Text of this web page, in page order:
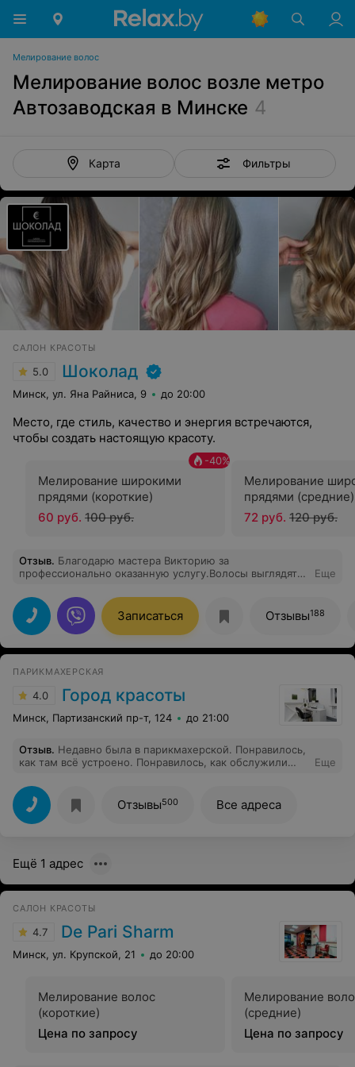
Мелирование волос
Мелирование волос возле метро
Автозаводская в Минске 4
Карта Фильтры
САЛОН КРАСОТЫ
5.0 Шоколад
Минск, ул. Яна Райниса, 9 до 20:00
Место, где стиль, качество и энергия встречаются,
чтобы создать настоящую красоту.
Мелирование широкими
прядями (короткие)
-40%
60 руб. 100 руб.
Мелирование
прядями (средние)
72 руб. 120 руб.
Отзыв. Благодарю мастера Викторию за
профессионально оказанную услугу.Волосы выглядят
Еще
Записаться Отзывы188
ПАРИКМАХЕРСКАЯ
4.0 Город красоты
Минск, Партизанский пр-т, 124 до 21:00
Отзыв. Недавно была в парикмахерской. Понравилось,
как там всё устроено. Понравилось, как обслужили
Анастасия сделала отличную стрижку и мелирование ,
хотя я сама толком не знала, чего хочу. Она смогла
предложить вариант, который мне подошел. Всё
прошло быстро и без лишних разговоров, что для меня
парикмахерскую, если вам нужен хороший результат
Еще
Отзывы500 Все адреса
Ещё 1 адрес
САЛОН КРАСОТЫ
4.7 De Pari Sharm
Минск, ул. Крупской, 21 до 20:00
Мелирование волос
(короткие)
Цена по запросу
Мелирование
(средние)
Цена по запросу